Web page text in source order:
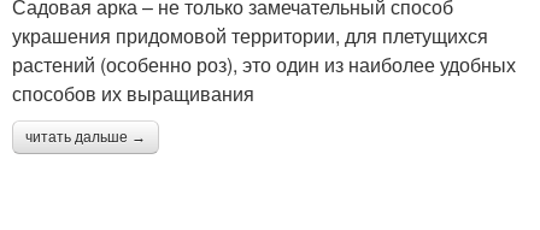
Садовая арка – не только замечательный способ
украшения придомовой территории, для плетущихся
растений (особенно роз), это один из наиболее удобных
способов их выращивания
читать дальше →